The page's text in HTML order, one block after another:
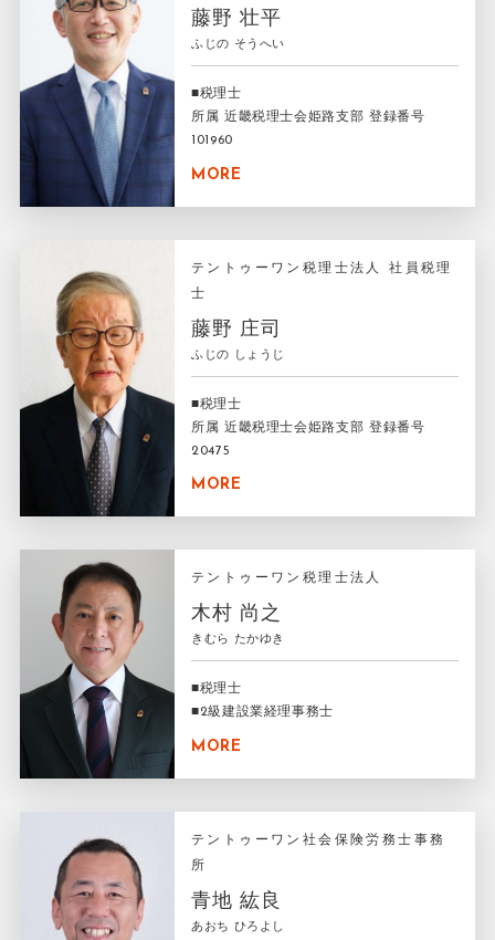
藤野 壮平
ふじの そうへい
■税理士
所属 近畿税理士会姫路支部 登録番号
101960
MORE
テントゥーワン税理士法人 社員税理
士
藤野 庄司
ふじの しょうじ
■税理士
所属 近畿税理士会姫路支部 登録番号
20475
MORE
テントゥーワン税理士法人
木村 尚之
きむら たかゆき
■税理士
■2級建設業経理事務士
MORE
テントゥーワン社会保険労務士事務
所
青地 紘良
あおち ひろよし